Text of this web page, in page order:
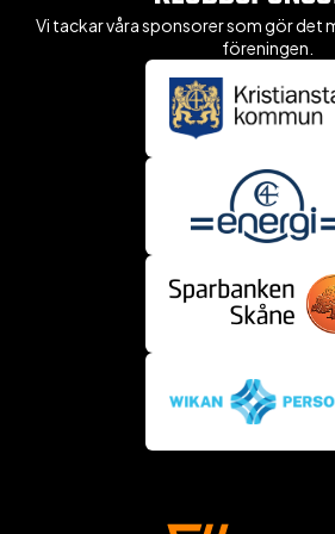
Vi tackar våra sponsorer som gör det
föreningen.